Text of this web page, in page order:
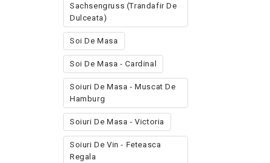
Sachsengruss (trandafir De
Dulceata)
Soi De Masa
Soi De Masa - Cardinal
Soiuri De Masa - Muscat De
Hamburg
Soiuri De Masa - Victoria
Soiuri De Vin - Feteasca
Regala